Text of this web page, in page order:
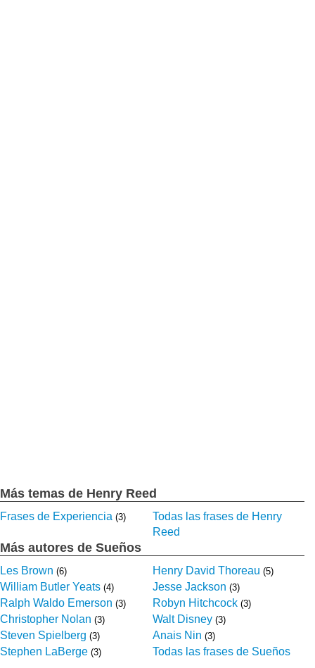
Más temas de Henry Reed
Frases de Experiencia (3)
Todas las frases de Henry
Reed
Más autores de Sueños
Les Brown (6) Henry David Thoreau (5)
William Butler Yeats (4) Jesse Jackson (3)
Ralph Waldo Emerson (3) Robyn Hitchcock (3)
Christopher Nolan (3) Walt Disney (3)
Steven Spielberg (3) Anais Nin (3)
Stephen LaBerge (3) Todas las frases de Sueños